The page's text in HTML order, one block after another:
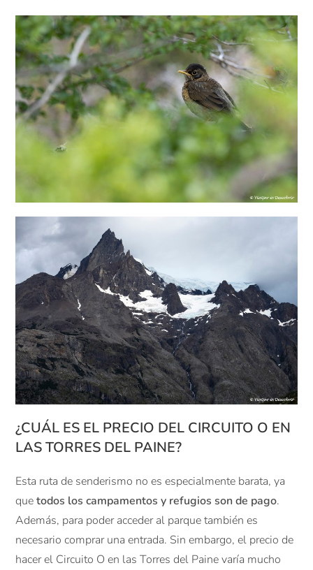
¿CUÁL ES EL PRECIO DEL CIRCUITO O EN
LAS TORRES DEL PAINE?
Esta ruta de senderismo no es especialmente barata, ya
quetodos los campamentos y refugios son de pago.
Además, para poder acceder al parque también es
necesario comprar una entrada. Sin embargo, el precio de
hacer el Circuito O en las Torres del Paine varía mucho